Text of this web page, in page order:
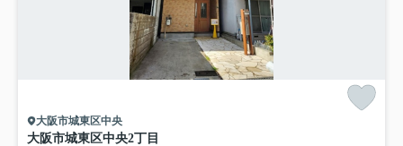
大阪市城東区中央
大阪市城東区中央2丁目